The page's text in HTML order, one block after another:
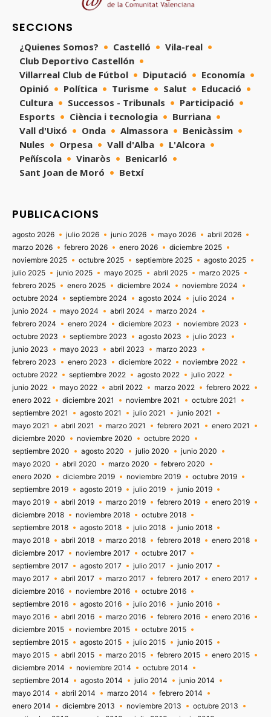
SECCIONS
¿Quienes Somos? Castelló
Vila-real
Club Deportivo Castellón
Villarreal Club de Fútbol
Diputació
Economía
Opinió
Política Turisme Salut
Educació
Cultura
Successos - Tribunals
Participació
Esports
Ciència i tecnologia
Burriana
Vall d'Uixó
Onda Almassora
Benicàssim
Nules
Orpesa Vall d'Alba
L'Alcora
Peñíscola
Vinaròs
Benicarló
Sant Joan de Moró
Betxí
PUBLICACIONS
agosto 2026 julio 2026 junio 2026 mayo 2026
abril 2026
marzo 2026
febrero 2026 enero 2026
diciembre 2025
noviembre 2025
octubre 2025 septiembre 2025
agosto 2025
julio 2025
junio 2025 mayo 2025 abril 2025
marzo 2025
febrero 2025
enero 2025 diciembre 2024
noviembre 2024
octubre 2024
septiembre 2024 agosto 2024
julio 2024
junio 2024
mayo 2024 abril 2024
marzo 2024
febrero 2024
enero 2024 diciembre 2023
noviembre 2023
octubre 2023
septiembre 2023 agosto 2023
julio 2023
junio 2023
mayo 2023 abril 2023
marzo 2023
febrero 2023
enero 2023 diciembre 2022
noviembre 2022
octubre 2022
septiembre 2022 agosto 2022
julio 2022
junio 2022
mayo 2022 abril 2022 marzo 2022
febrero 2022
enero 2022
diciembre 2021 noviembre 2021
octubre 2021
septiembre 2021
agosto 2021 julio 2021
junio 2021
mayo 2021
abril 2021 marzo 2021 febrero 2021
enero 2021
diciembre 2020
noviembre 2020
octubre 2020
septiembre 2020
agosto 2020 julio 2020
junio 2020
mayo 2020
abril 2020 marzo 2020
febrero 2020
enero 2020
diciembre 2019 noviembre 2019
octubre 2019
septiembre 2019
agosto 2019 julio 2019
junio 2019
mayo 2019
abril 2019 marzo 2019 febrero 2019
enero 2019
diciembre 2018
noviembre 2018
octubre 2018
septiembre 2018
agosto 2018 julio 2018
junio 2018
mayo 2018
abril 2018 marzo 2018 febrero 2018
enero 2018
diciembre 2017
noviembre 2017
octubre 2017
septiembre 2017
agosto 2017 julio 2017
junio 2017
mayo 2017
abril 2017 marzo 2017 febrero 2017
enero 2017
diciembre 2016
noviembre 2016
octubre 2016
septiembre 2016
agosto 2016 julio 2016
junio 2016
mayo 2016
abril 2016 marzo 2016 febrero 2016
enero 2016
diciembre 2015
noviembre 2015
octubre 2015
septiembre 2015
agosto 2015 julio 2015
junio 2015
mayo 2015
abril 2015 marzo 2015 febrero 2015
enero 2015
diciembre 2014
noviembre 2014
octubre 2014
septiembre 2014
agosto 2014 julio 2014
junio 2014
mayo 2014
abril 2014 marzo 2014
febrero 2014
enero 2014
diciembre 2013 noviembre 2013
octubre 2013